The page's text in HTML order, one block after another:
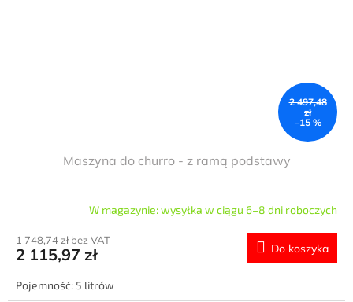
2 497,48
zł
–15 %
Maszyna do churro - z ramą podstawy
W magazynie: wysyłka w ciągu 6–8 dni roboczych
1 748,74 zł bez VAT
2 115,97 zł Do koszyka
Pojemność: 5 litrów